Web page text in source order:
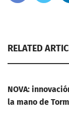
RELATED
NOVA:
la mano de